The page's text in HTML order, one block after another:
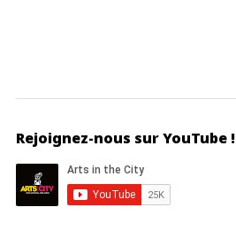
Rejoignez-nous sur YouTube !